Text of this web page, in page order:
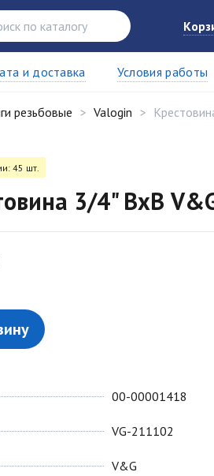
и доставка Условия работы
резьбовые Valogin
45 шт.
3/4" ВхВ
00-00001418
VG-211102
V&G